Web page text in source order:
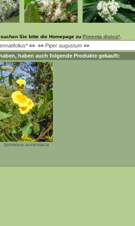
Sie bitte die Homepage zu Pimenta dioica*
«« »» Piper augustum »»
haben auch folgende Produkte gekauft:
Ipomoea aurantiaca